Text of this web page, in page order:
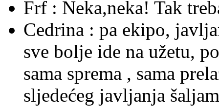
Frf : Neka,neka! Tak
Cedrina : pa ekipo,
sve bolje ide na užetu,
sama sprema , sama
sljedećeg javljanja